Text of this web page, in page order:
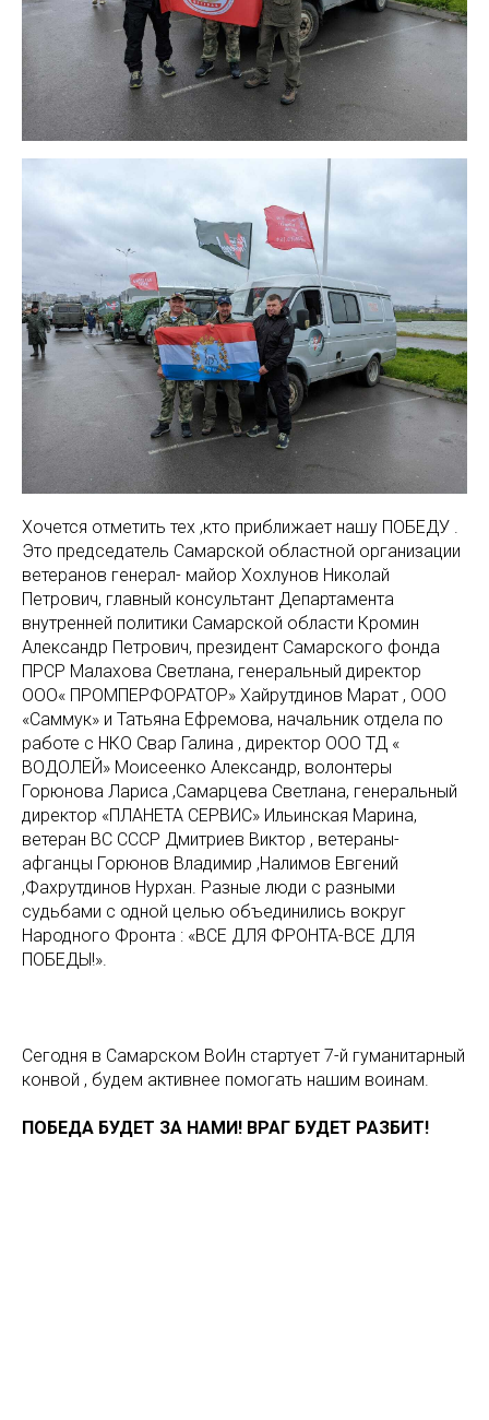
Хочется отметить тех ,кто приближает нашу ПОБЕДУ .
Это председатель Самарской областной организации
ветеранов генерал- майор Хохлунов Николай
Петрович, главный консультант Департамента
внутренней политики Самарской области Кромин
Александр Петрович, президент Самарского фонда
ПРСР Малахова Светлана, генеральный директор
ООО« ПРОМПЕРФОРАТОР» Хайрутдинов Марат , ООО
«Саммук» и Татьяна Ефремова, начальник отдела по
работе с НКО Свар Галина , директор ООО ТД «
ВОДОЛЕЙ» Моисеенко Александр, волонтеры
Горюнова Лариса ,Самарцева Светлана, генеральный
директор «ПЛАНЕТА СЕРВИС» Ильинская Марина,
ветеран ВС СССР Дмитриев Виктор , ветераны-
афганцы Горюнов Владимир ,Налимов Евгений
,Фахрутдинов Нурхан. Разные люди с разными
судьбами с одной целью объединились вокруг
Народного Фронта : «ВСЕ ДЛЯ ФРОНТА-ВСЕ ДЛЯ
ПОБЕДЫ!».
Сегодня в Самарском ВоИн стартует 7-й гуманитарный
конвой , будем активнее помогать нашим воинам.
ПОБЕДА БУДЕТ ЗА НАМИ! ВРАГ БУДЕТ РАЗБИТ!